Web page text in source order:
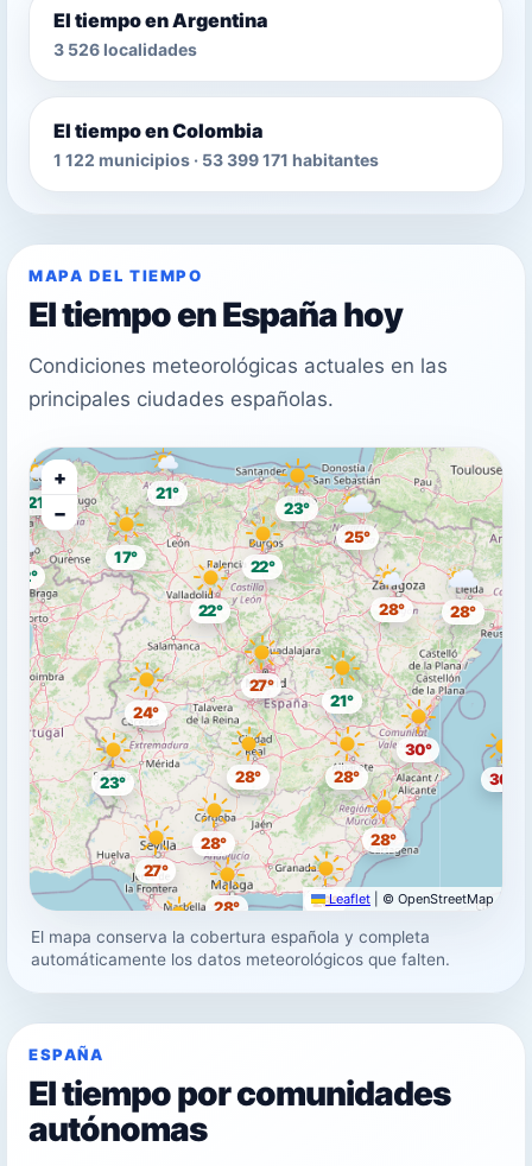
El tiempo en Argentina
3 526 localidades
El tiempo en Colombia
1 122 municipios · 53 399 171 habitantes
MAPA DEL TIEMPO
El tiempo en España hoy
Condiciones meteorológicas actuales en las
principales ciudades españolas.
27°
30°
28°
27°
28°
28°
23°
28°
22°
22°
21°
21°
25°
28°
22°
28°
23°
28°
26°
28°
17°
30°
21°
24°
+
−
Leaflet © OpenStreetMap
El mapa conserva la cobertura española y completa
automáticamente los datos meteorológicos que falten.
ESPAÑA
El tiempo por comunidades
autónomas